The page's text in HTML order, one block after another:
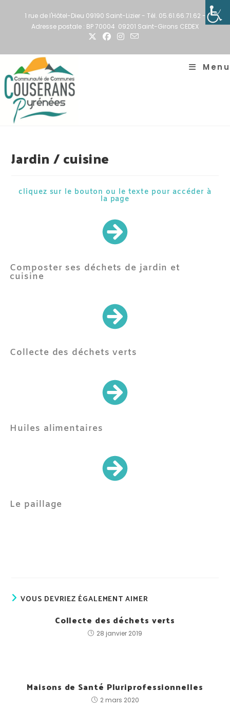
1 rue de l'Hôtel-Dieu 09190 Saint-Lizier - Tél. 05.61.66.71.62 -
Adresse postale : BP 70004 09201 Saint-Girons CEDEX
Menu
Jardin / cuisine
cliquez sur le bouton ou le texte pour accéder à
la page
Composter ses déchets de jardin et
cuisine
Collecte des déchets verts
Huiles alimentaires
Le paillage
VOUS DEVRIEZ ÉGALEMENT AIMER
Collecte des déchets verts
28 janvier 2019
Maisons de Santé Pluriprofessionnelles
2 mars 2020